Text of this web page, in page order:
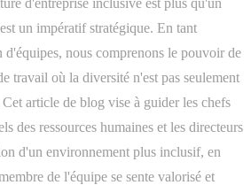
un impératif stratégique. En tant
d'équipes, nous comprenons le pouvoir de
travail où la diversité n'est pas seulement
article de blog vise à guider les chefs
des ressources humaines et les directeurs
d'un environnement plus inclusif, en
de l'équipe se sente valorisé et